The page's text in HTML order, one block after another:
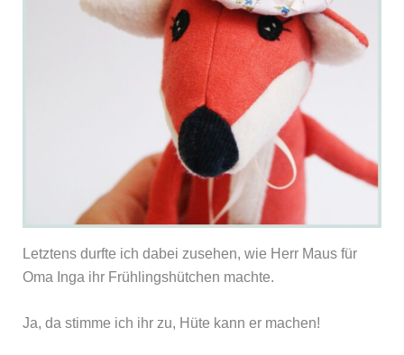
Letztens durfte ich dabei zusehen, wie Herr Maus für
Oma Inga ihr Frühlingshütchen machte.
Ja, da stimme ich ihr zu, Hüte kann er machen!